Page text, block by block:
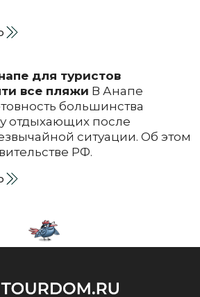
для туристов
все пляжи В Анапе
большинства
отдыхающих после
ситуации. Об этом
РФ.